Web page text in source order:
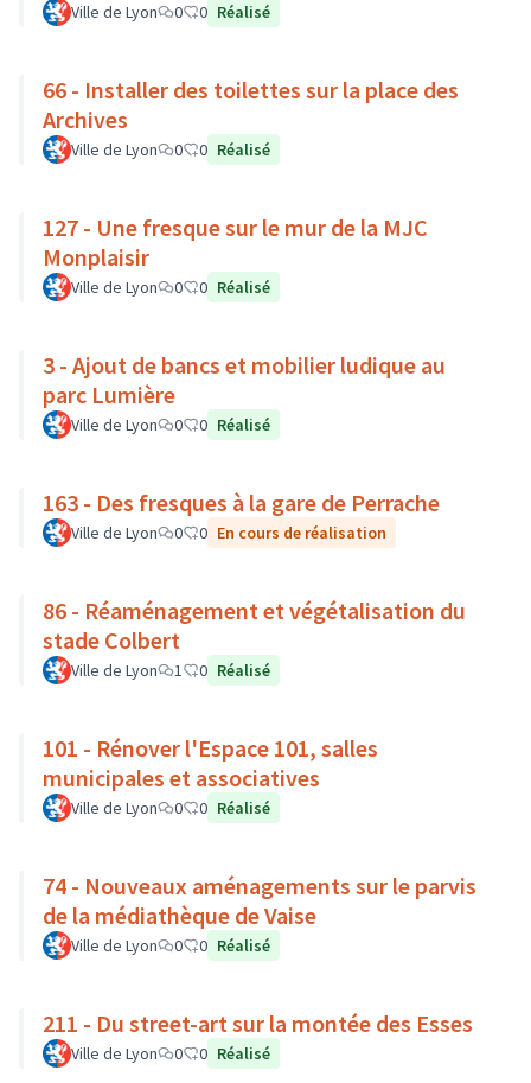
Ville de Lyon 0 0 Réalisé
66 - Installer des toilettes sur la place des
Archives
Ville de Lyon 0 0 Réalisé
127 - Une fresque sur le mur de la MJC
Monplaisir
Ville de Lyon 0 0 Réalisé
3 - Ajout de bancs et mobilier ludique au
parc Lumière
Ville de Lyon 0 0 Réalisé
163 - Des fresques à la gare de Perrache
Ville de Lyon 0 0 En cours de réalisation
86 - Réaménagement et végétalisation du
stade Colbert
Ville de Lyon 1 0 Réalisé
101 - Rénover l'Espace 101, salles
municipales et associatives
Ville de Lyon 0 0 Réalisé
74 - Nouveaux aménagements sur le parvis
de la médiathèque de Vaise
Ville de Lyon 0 0 Réalisé
211 - Du street-art sur la montée des Esses
Ville de Lyon 0 0 Réalisé